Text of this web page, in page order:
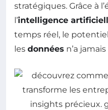
stratégiques. Grâce à
l’intelligence
temps réel, le
les données n’a